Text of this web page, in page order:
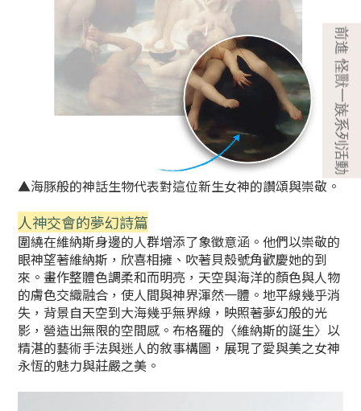
▲海豚般的神話生物代表對這位新生女神的讚頌與崇敬。
人神交會的夢幻詩篇
圍繞在維納斯身邊的人群增添了象徵意涵。他們以崇敬的
眼神望著維納斯， 欣喜相擁、吹著貝殼號角歡慶她的到
來。畫作整體色調柔和而明亮，天空與海洋的顏色與人物
的膚色交織融合，使人間與神界渾然一體。地平線幾乎消
失，背景自天空到大海幾乎無界線，映照著夢幻般的光
影，營造出無限的空間感。布格羅的〈維納斯的誕生〉以
精湛的藝術手法與迷人的敘事構圖，展現了愛與美之女神
永恆的魅力與莊嚴之美。